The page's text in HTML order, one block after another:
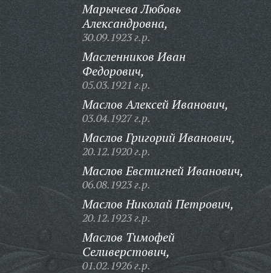
Марычева Любовь
Александровна,
30.09.1923 г.р.
Масленников Иван
Федорович,
05.03.1921 г.р.
Маслов Алексей Иванович,
03.04.1927 г.р.
Маслов Григорий Иванович,
20.12.1920 г.р.
Маслов Евстигней Иванович,
06.08.1923 г.р.
Маслов Николай Петрович,
20.12.1923 г.р.
Маслов Тимофей
Селиверстович,
01.02.1926 г.р.